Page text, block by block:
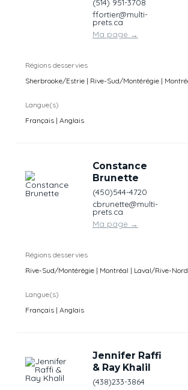
(514) 951-3708
ffortier@multi-
prets.ca
Ma page →
Régions desservies
Sherbrooke/Estrie | Rive-Sud/Montérégie |
Langue(s)
Français | Anglais
Constance
Brunette
(450)544-4720
cbrunette@multi-
prets.ca
Ma page →
Régions desservies
Rive-Sud/Montérégie | Montréal | Laval/Rive-Nord
Langue(s)
Français | Anglais
Jennifer Raffi
& Ray Khalil
(438)233-3864